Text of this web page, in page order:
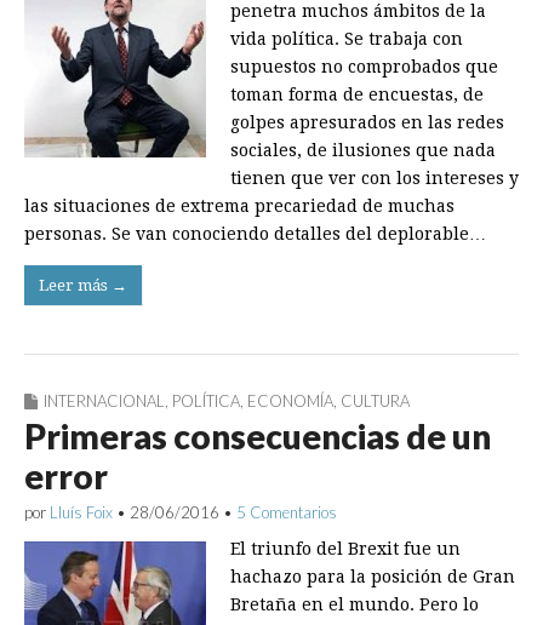
penetra muchos ámbitos de la
vida política. Se trabaja con
supuestos no comprobados que
toman forma de encuestas, de
golpes apresurados en las redes
sociales, de ilusiones que nada
tienen que ver con los intereses y
las situaciones de extrema precariedad de muchas
personas. Se van conociendo detalles del deplorable…
Leer más →
INTERNACIONAL, POLÍTICA, ECONOMÍA, CULTURA
Primeras consecuencias de un
error
por Lluís Foix • 28/06/2016 • 5 Comentarios
El triunfo del Brexit fue un
hachazo para la posición de Gran
Bretaña en el mundo. Pero lo